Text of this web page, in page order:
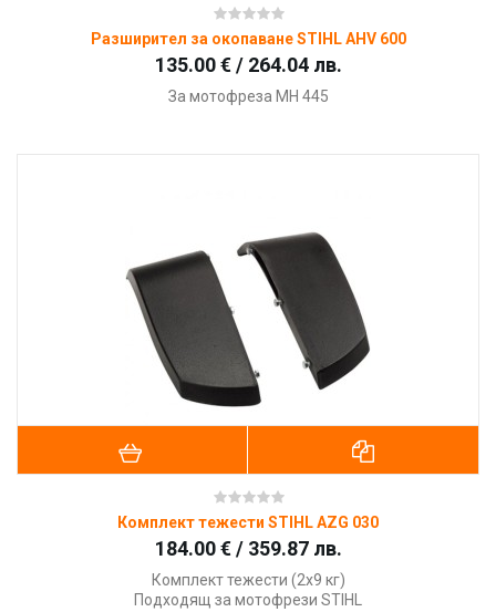
Разширител за окопаване STIHL AHV 600
135.00 € / 264.04 лв.
За мотофреза MH 445
Комплект тежести STIHL AZG 030
184.00 € / 359.87 лв.
Комплект тежести (2х9 кг)
Подходящ за мотофрези STIHL